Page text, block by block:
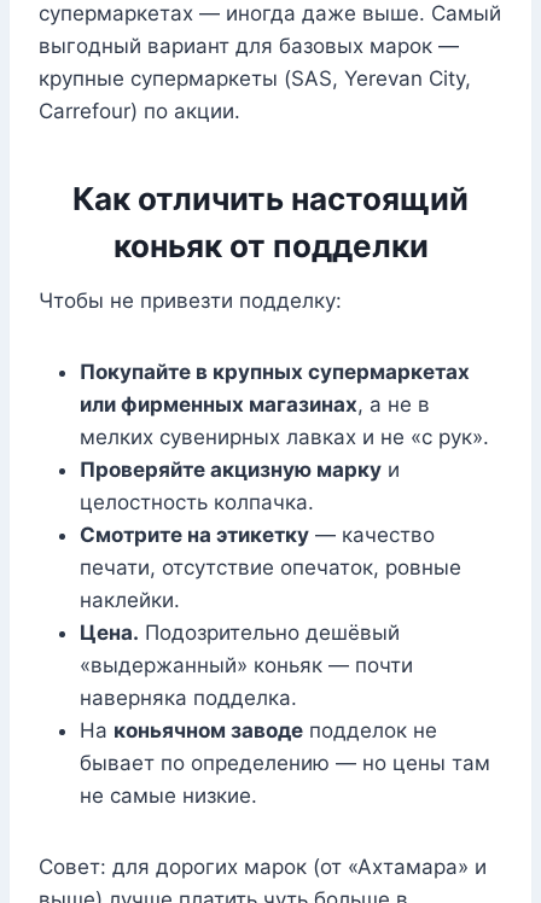
супермаркетах — иногда даже выше. Самый
выгодный вариант для базовых марок —
крупные супермаркеты (SAS, Yerevan City,
Carrefour) по акции.
Как отличить настоящий
коньяк от подделки
Чтобы не привезти подделку:
Покупайте в крупных супермаркетах
или фирменных магазинах, а не в
мелких сувенирных лавках и не «с рук».
Проверяйте акцизную марку и
целостность колпачка.
Смотрите на этикетку — качество
печати, отсутствие опечаток, ровные
наклейки.
Цена. Подозрительно дешёвый
«выдержанный» коньяк — почти
наверняка подделка.
На коньячном заводе подделок не
бывает по определению — но цены там
не самые низкие.
Совет: для дорогих марок (от «Ахтамара» и